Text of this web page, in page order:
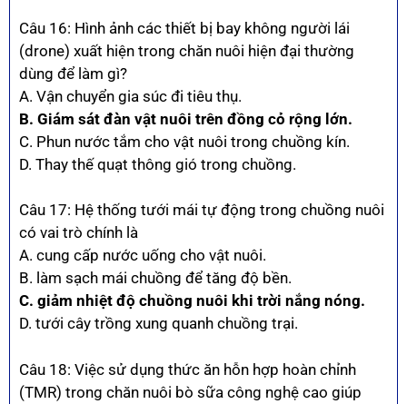
Câu 16: Hình ảnh các thiết bị bay không người lái
(drone) xuất hiện trong chăn nuôi hiện đại thường
dùng để làm gì?
A. Vận chuyển gia súc đi tiêu thụ.
B. Giám sát đàn vật nuôi trên đồng cỏ rộng lớn.
C. Phun nước tắm cho vật nuôi trong chuồng kín.
D. Thay thế quạt thông gió trong chuồng.
Câu 17: Hệ thống tưới mái tự động trong chuồng nuôi
có vai trò chính là
A. cung cấp nước uống cho vật nuôi.
B. làm sạch mái chuồng để tăng độ bền.
C. giảm nhiệt độ chuồng nuôi khi trời nắng nóng.
D. tưới cây trồng xung quanh chuồng trại.
Câu 18: Việc sử dụng thức ăn hỗn hợp hoàn chỉnh
(TMR) trong chăn nuôi bò sữa công nghệ cao giúp